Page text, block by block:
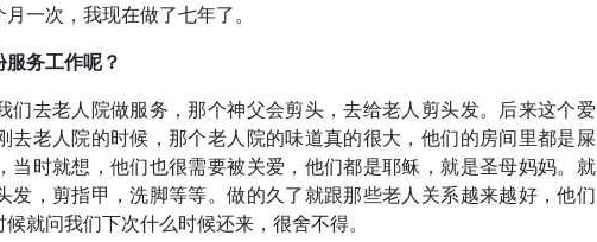
一次，我现在做了七年了。
务工作呢？
们去老人院做服务，那个神父会剪头，去给老人剪头发。后来这个爱
去老人院的时候，那个老人院的味道真的很大，他们的房间里都是屎
当时就想，他们也很需要被关爱，他们都是耶稣，就是圣母妈妈。就
发，剪指甲，洗脚等等。做的久了就跟那些老人关系越来越好，他们
就问我们下次什么时候还来，很舍不得。